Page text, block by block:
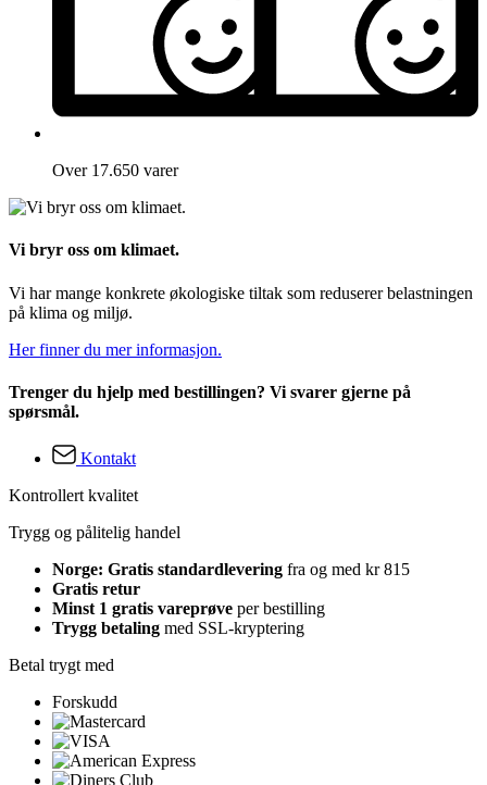
Over 17.650 varer
Vi bryr oss om klimaet.
Vi har mange konkrete økologiske tiltak som reduserer belastningen
på klima og miljø.
Her finner du mer informasjon.
Trenger du hjelp med bestillingen? Vi svarer gjerne på
spørsmål.
Kontakt
Kontrollert kvalitet
Trygg og pålitelig handel
Norge: Gratis standardlevering fra og med kr 815
Gratis retur
Minst 1 gratis vareprøve per bestilling
Trygg betaling med SSL-kryptering
Betal trygt med
Forskudd